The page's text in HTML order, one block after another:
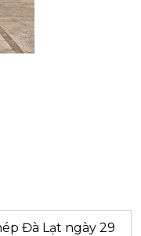
Đà Lạt ngày 29